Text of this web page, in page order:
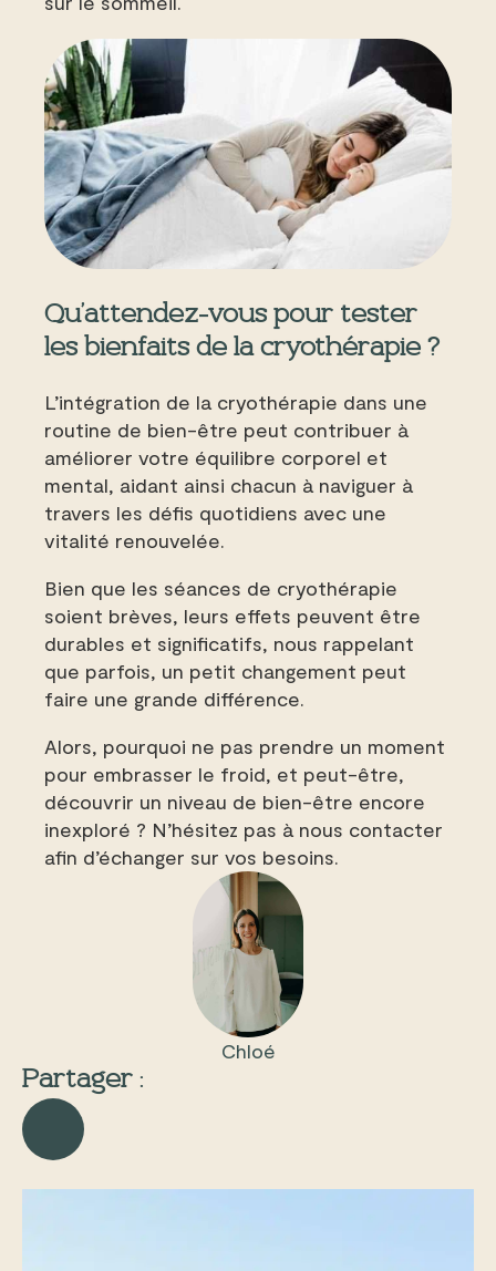
Qu’attendez-vous pour tester
les bienfaits de la cryothérapie ?
L’intégration de la cryothérapie dans une
routine de bien-être peut contribuer à
améliorer votre équilibre corporel et
mental, aidant ainsi chacun à naviguer à
travers les défis quotidiens avec une
vitalité renouvelée.
Bien que les séances de cryothérapie
soient brèves, leurs effets peuvent être
durables et significatifs, nous rappelant
que parfois, un petit changement peut
faire une grande différence.
Alors, pourquoi ne pas prendre un moment
pour embrasser le froid, et peut-être,
découvrir un niveau de bien-être encore
inexploré ? N’hésitez pas à nous contacter
afin d’échanger sur vos besoins.
Chloé
Partager :